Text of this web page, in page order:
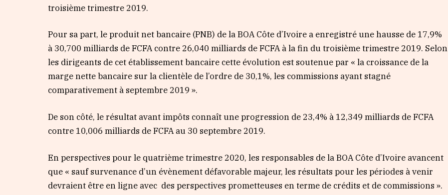
troisième trimestre 2019.
Pour sa part, le produit net bancaire (PNB) de la BOA Côte d’Ivoire a enregistré une hausse de 17,9%
à 30,700 milliards de FCFA contre 26,040 milliards de FCFA à la fin du troisième trimestre 2019. Selon
les dirigeants de cet établissement bancaire cette évolution est soutenue par « la croissance de la
marge nette bancaire sur la clientèle de l’ordre de 30,1%, les commissions ayant stagné
comparativement à septembre 2019 ».
De son côté, le résultat avant impôts connaît une progression de 23,4% à 12,349 milliards de FCFA
contre 10,006 milliards de FCFA au 30 septembre 2019.
En perspectives pour le quatrième trimestre 2020, les responsables de la BOA Côte d’Ivoire avancent
que « sauf survenance d’un évènement défavorable majeur, les résultats pour les périodes à venir
devraient être en ligne avec des perspectives prometteuses en terme de crédits et de commissions ».